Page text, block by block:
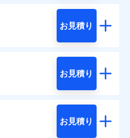
お見積り
お見積り
お見積り